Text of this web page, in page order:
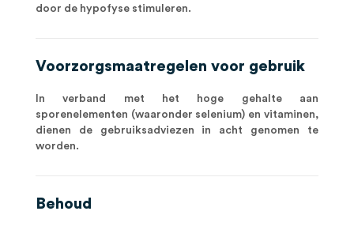
door de hypofyse stimuleren.
Voorzorgsmaatregelen voor gebruik
In verband met het hoge gehalte aan
sporenelementen (waaronder selenium) en vitaminen,
dienen de gebruiksadviezen in acht genomen te
worden.
Behoud